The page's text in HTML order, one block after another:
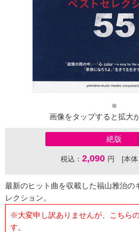
画像をタップすると拡大
絶版
税込： 2,090 円 [本体
最新のヒット曲を収載した福山雅治の
レクション。
※大変申し訳ありませんが、こちら
す。